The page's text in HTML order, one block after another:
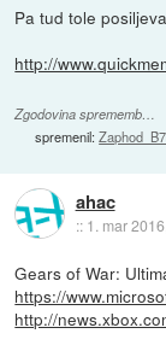
Pa tud tole
http://
Zgodovina sprememb…
spremenil:
ahac
:: 1. mar
Gears of War:
https://
http://